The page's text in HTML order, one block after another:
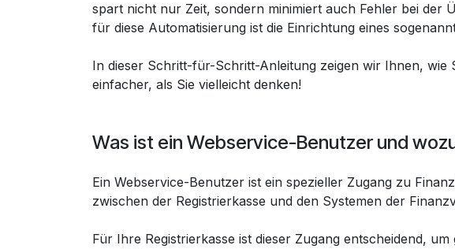
spart nicht nur Zeit, sondern minimiert auch Fehler bei der
für diese Automatisierung ist die Einrichtung eines
In dieser Schritt-für-Schritt-Anleitung zeigen wir Ihnen, wie
einfacher, als Sie vielleicht denken!
Was ist ein Webservice-Benutzer und
Ein Webservice-Benutzer ist ein spezieller Zugang zu
zwischen der Registrierkasse und den Systemen der
Für Ihre Registrierkasse ist dieser Zugang entscheidend,